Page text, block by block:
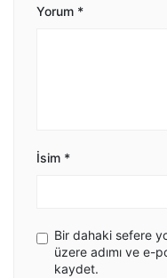
Yorum *
İsim *
Bir dahaki sefere
üzere adımı ve e-
kaydet.